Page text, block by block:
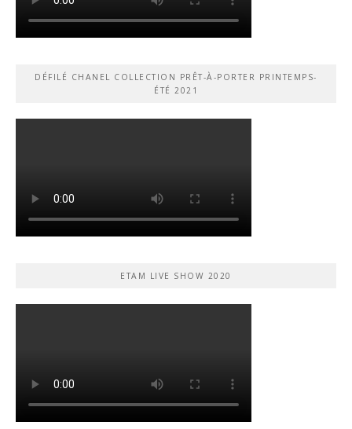
DÉFILÉ CHANEL COLLECTION PRÊT-À-PORTER PRINTEMPS-
ÉTÉ 2021
ETAM LIVE SHOW 2020